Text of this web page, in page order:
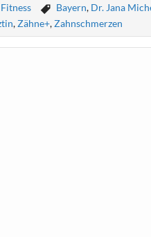
Bayern, Dr. Jana
,Zähne+,Zahnschmerzen